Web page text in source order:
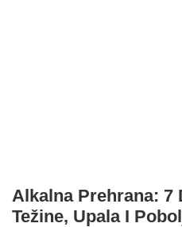
Alkalna Prehrana: 7
Težine, Upala I